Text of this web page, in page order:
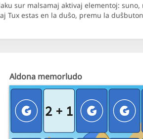
sur malsamaj aktivaj elementoj:
Tux estas en la duŝo, premu la
Aldona memorludo